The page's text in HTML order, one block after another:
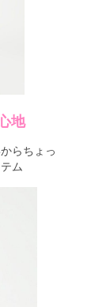
地
らちょっ
ム